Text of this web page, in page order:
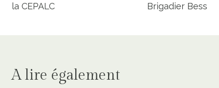
la CEPALC
Brigadier Bess
A lire également